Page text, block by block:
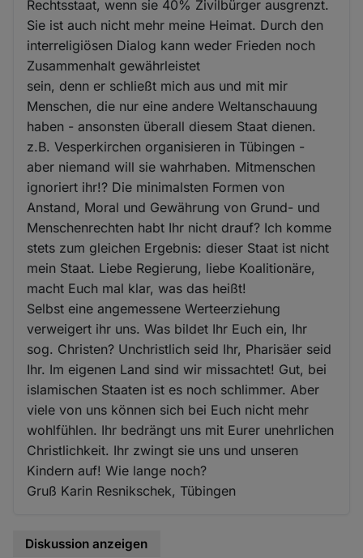
Rechtsstaat, wenn sie 40% Zivilbürger ausgrenzt.
Sie ist auch nicht mehr meine Heimat. Durch den
interreligiösen Dialog kann weder Frieden noch
Zusammenhalt gewährleistet
sein, denn er schließt mich aus und mit mir
Menschen, die nur eine andere Weltanschauung
haben - ansonsten überall diesem Staat dienen.
z.B. Vesperkirchen organisieren in Tübingen -
aber niemand will sie wahrhaben. Mitmenschen
ignoriert ihr!? Die minimalsten Formen von
Anstand, Moral und Gewährung von Grund- und
Menschenrechten habt Ihr nicht drauf? Ich komme
stets zum gleichen Ergebnis: dieser Staat ist nicht
mein Staat. Liebe Regierung, liebe Koalitionäre,
macht Euch mal klar, was das heißt!
Selbst eine angemessene Werteerziehung
verweigert ihr uns. Was bildet Ihr Euch ein, Ihr
sog. Christen? Unchristlich seid Ihr, Pharisäer seid
Ihr. Im eigenen Land sind wir missachtet! Gut, bei
islamischen Staaten ist es noch schlimmer. Aber
viele von uns können sich bei Euch nicht mehr
wohlfühlen. Ihr bedrängt uns mit Eurer unehrlichen
Christlichkeit. Ihr zwingt sie uns und unseren
Kindern auf! Wie lange noch?
Gruß Karin Resnikschek, Tübingen
Diskussion anzeigen